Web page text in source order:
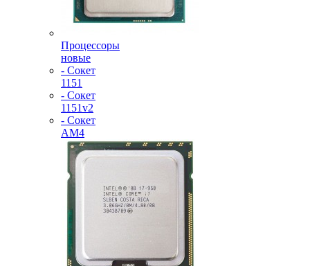
Процессоры
новые
- Сокет
1151
- Сокет
1151v2
- Сокет
AM4